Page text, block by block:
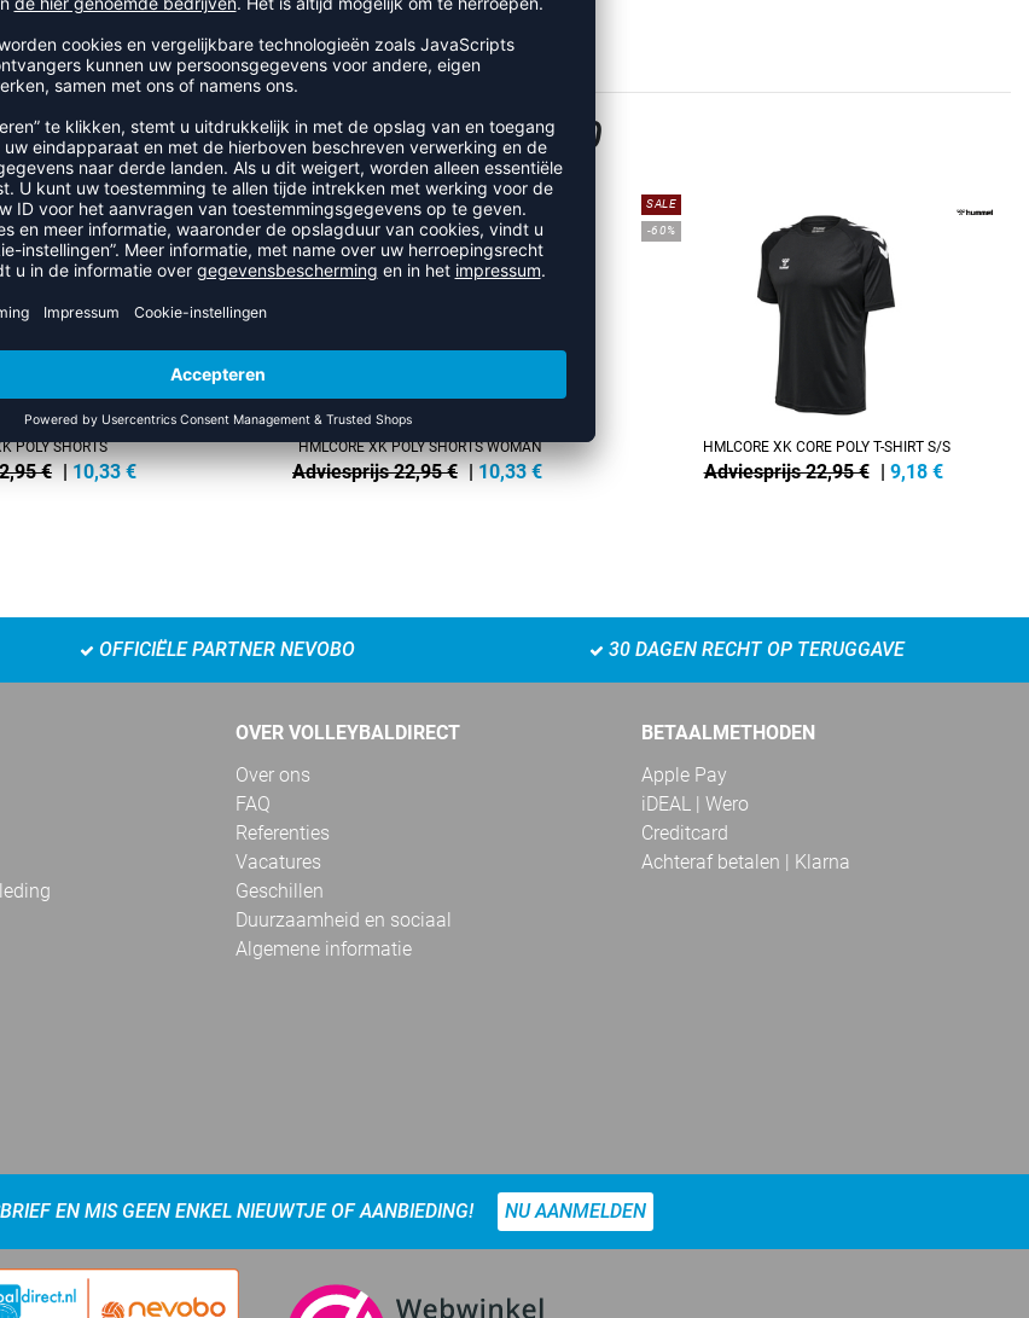
RECENT BEKEKEN
CATEGORIE HUMMEL CORE 2.0
POLY SHORTS
€ |10,33 €
SALE
-55%
HMLCORE XK POLY SHORTS WOMAN
Adviesprijs 22,95 € |10,33 €
SALE
-60%
HMLCORE XK CORE POLY T-SHIRT S/S
Adviesprijs 22,95 € | 9,18 €
OFFICIËLE PARTNER NEVOBO 30 DAGEN RECHT OP TERUGGAVE
OVER VOLLEYBALDIRECT
Over ons
FAQ
Referenties
Vacatures
Geschillen
Duurzaamheid en sociaal
Algemene informatie
BETAALMETHODEN
Apple Pay
iDEAL | Wero
Creditcard
Achteraf betalen | Klarna
EN MIS GEEN ENKEL NIEUWTJE OF AANBIEDING! NU AANMELDEN